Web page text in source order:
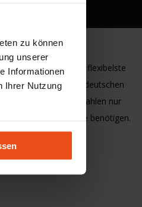
zu können
unserer
Informationen
Ihrer Nutzung
ist die
und flexibelste
auf dem deutschen
Sie wählen und bezahlen nur
die Sie benötigen.
Sie nie zu viel.